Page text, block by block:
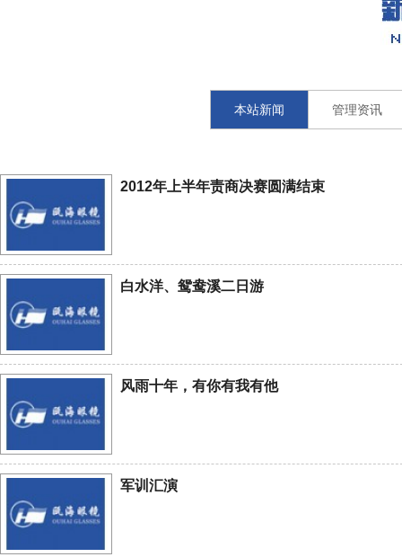
本站新闻 管理资讯
2012年上半年责商决赛圆满结束
白水洋、鸳鸯溪二日游
风雨十年，有你有我有他
军训汇演